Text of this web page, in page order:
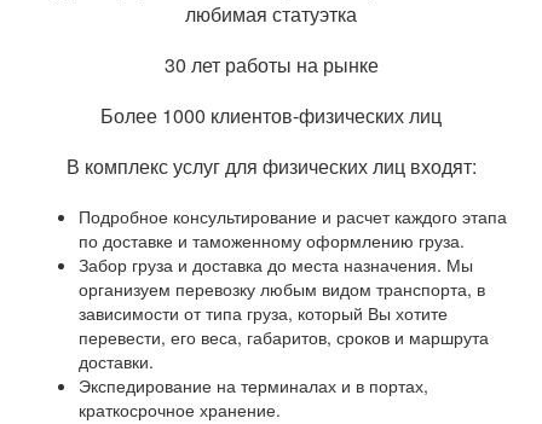
любимая статуэтка
30 лет работы на рынке
Более 1000 клиентов-физических лиц
В комплекс услуг для физических лиц входят:
Подробное консультирование и расчет каждого этапа
по доставке и таможенному оформлению груза.
Забор груза и доставка до места назначения. Мы
организуем перевозку любым видом транспорта, в
зависимости от типа груза, который Вы хотите
перевести, его веса, габаритов, сроков и маршрута
доставки.
Экспедирование на терминалах и в портах,
краткосрочное хранение.